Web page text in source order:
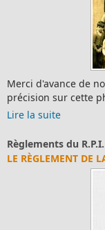
Merci d'avance de
précision sur cette
Lire la suite
Règlements du R.P.I.
LE RÈGLEMENT DE